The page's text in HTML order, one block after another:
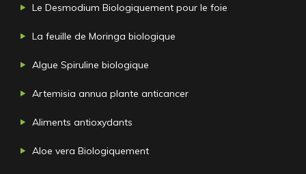
Le Desmodium Biologiquement pour le foie
La feuille de Moringa biologique
Algue Spiruline biologique
Artemisia annua plante anticancer
Aliments antioxydants
Aloe vera Biologiquement